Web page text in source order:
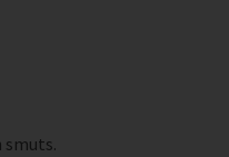
smuts.